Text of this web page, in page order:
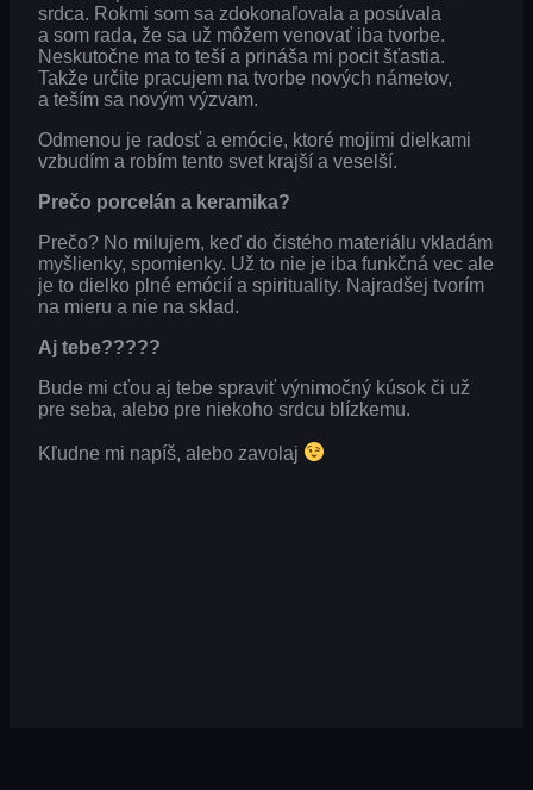
srdca. Rokmi som sa zdokonaľovala a posúvala
a som rada, že sa už môžem venovať iba tvorbe.
Neskutočne ma to teší a prináša mi pocit šťastia.
Takže určite pracujem na tvorbe nových námetov,
a teším sa novým výzvam.
Odmenou je radosť a emócie, ktoré mojimi dielkami
vzbudím a robím tento svet krajší a veselší.
Prečo porcelán a keramika?
Prečo? No milujem, keď do čistého materiálu vkladám
myšlienky, spomienky. Už to nie je iba funkčná vec ale
je to dielko plné emócií a spirituality. Najradšej tvorím
na mieru a nie na sklad.
Aj tebe?????
Bude mi cťou aj tebe spraviť výnimočný kúsok či už
pre seba, alebo pre niekoho srdcu blízkemu.
Kľudne mi napíš, alebo zavolaj